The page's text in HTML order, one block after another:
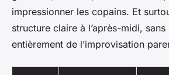
impressionner les copains. Et
structure claire à l’après-midi,
entièrement de l’improvisation